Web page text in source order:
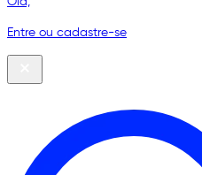
Entre ou cadastre-se